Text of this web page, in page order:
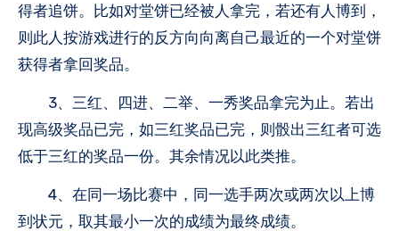
得者追饼。比如对堂饼已经被人拿完，若还有人博到，
则此人按游戏进行的反方向向离自己最近的一个对堂饼
获得者拿回奖品。
3、三红、四进、二举、一秀奖品拿完为止。若出
现高级奖品已完，如三红奖品已完，则骰出三红者可选
低于三红的奖品一份。其余情况以此类推。
4、在同一场比赛中，同一选手两次或两次以上博
到状元，取其最小一次的成绩为最终成绩。